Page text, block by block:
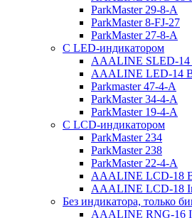
ParkMaster 29-8-A
ParkMaster 8-FJ-27
ParkMaster 27-8-A
С LED-индикатором
AAALINE SLED-14
AAALINE LED-14
Parkmaster 47-4-A
ParkMaster 34-4-A
ParkMaster 19-4-A
С LCD-индикатором
ParkMaster 234
ParkMaster 238
ParkMaster 22-4-A
AAALINE LCD-18
AAALINE LCD-18
Без индикатора, только
AAALINE RNG-16